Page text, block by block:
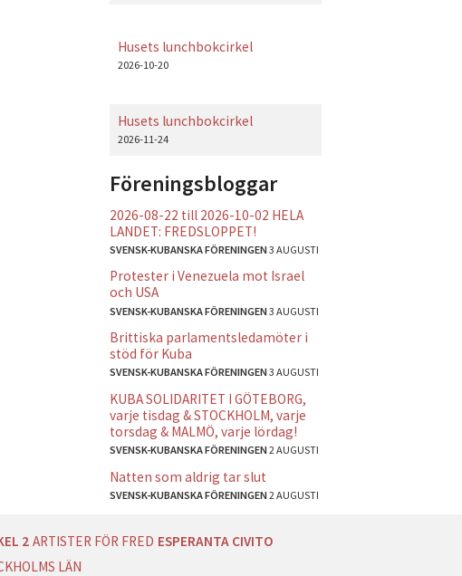
Husets lunchbokcirkel
2026-10-20
Husets lunchbokcirkel
2026-11-24
Föreningsbloggar
2026-08-22 till 2026-10-02 HELA
LANDET: FREDSLOPPET!
SVENSK-KUBANSKA FÖRENINGEN3 AUGUSTI
Protester i Venezuela mot Israel
och USA
SVENSK-KUBANSKA FÖRENINGEN3 AUGUSTI
Brittiska parlamentsledamöter i
stöd för Kuba
SVENSK-KUBANSKA FÖRENINGEN3 AUGUSTI
KUBA SOLIDARITET I GÖTEBORG,
varje tisdag & STOCKHOLM, varje
torsdag & MALMÖ, varje lördag!
SVENSK-KUBANSKA FÖRENINGEN2 AUGUSTI
Natten som aldrig tar slut
SVENSK-KUBANSKA FÖRENINGEN2 AUGUSTI
2 ARTISTER FÖR FRED ESPERANTA CIVITO
LÄN